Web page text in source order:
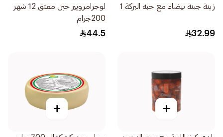
زينة جبنة بيضاء مع حبه البركة 1
32.99
لوجرامرويير جبن معتق 12 شهر
200جرام
44.5
+
+